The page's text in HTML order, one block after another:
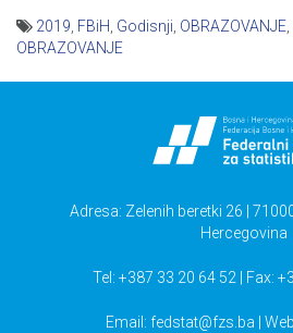
2019 FBiH Godisnji OBRAZOVANJE
OBRAZOVANJE
Adresa: Zelenih beretki 26 |
Hercegovina
Tel: +387 33 20 64 52 | Fax:
Email: fedstat@fzs.ba |